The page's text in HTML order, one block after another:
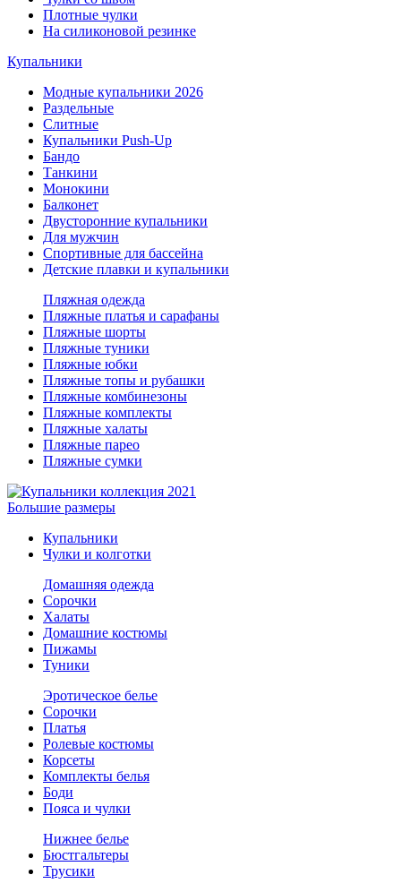
Плотные чулки
На силиконовой резинке
Купальники
Модные купальники 2026
Раздельные
Слитные
Купальники Push-Up
Бандо
Танкини
Монокини
Балконет
Двусторонние купальники
Для мужчин
Спортивные для бассейна
Детские плавки и купальники
Пляжная одежда
Пляжные платья и сарафаны
Пляжные шорты
Пляжные туники
Пляжные юбки
Пляжные топы и рубашки
Пляжные комбинезоны
Пляжные комплекты
Пляжные халаты
Пляжные парео
Пляжные сумки
Большие размеры
Купальники
Чулки и колготки
Домашняя одежда
Сорочки
Халаты
Домашние костюмы
Пижамы
Туники
Эротическое белье
Сорочки
Платья
Ролевые костюмы
Корсеты
Комплекты белья
Боди
Пояса и чулки
Нижнее белье
Бюстгальтеры
Трусики